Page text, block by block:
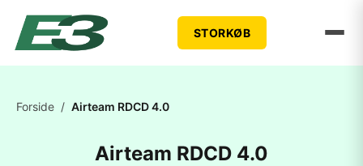
STORKØB
Forside / Airteam RDCD 4.0
Airteam RDCD 4.0